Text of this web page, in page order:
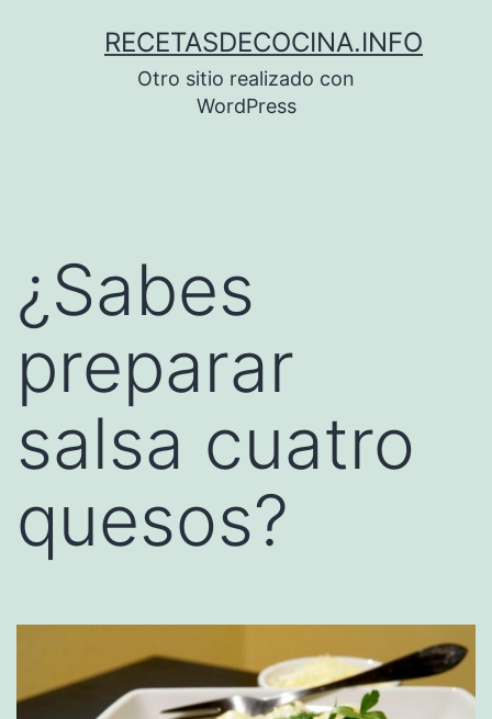
RECETASDECOCINA.INFO
Otro sitio realizado con
WordPress
¿Sabes
preparar
salsa cuatro
quesos?